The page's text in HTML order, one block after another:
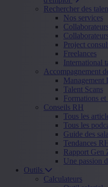
Rechercher des
Nos services
Project
Freelances
International
Accompagnement
Management
Talent Scans
Formations
Conseils RH
Tous les
Tous les
Guide des
Tendances
Rapport Gen
Une passion
Outils
Calculateurs